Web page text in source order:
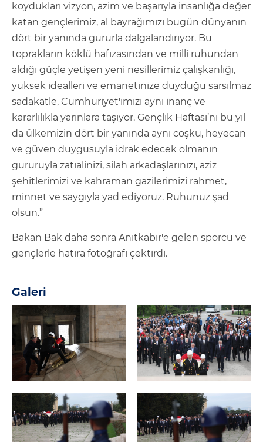
koydukları vizyon, azim ve başarıyla insanlığa değer
katan gençlerimiz, al bayrağımızı bugün dünyanın
dört bir yanında gururla dalgalandırıyor. Bu
toprakların köklü hafızasından ve milli ruhundan
aldığı güçle yetişen yeni nesillerimiz çalışkanlığı,
yüksek idealleri ve emanetinize duyduğu sarsılmaz
sadakatle, Cumhuriyet'imizi aynı inanç ve
kararlılıkla yarınlara taşıyor. Gençlik Haftası’nı bu yıl
da ülkemizin dört bir yanında aynı coşku, heyecan
ve güven duygusuyla idrak edecek olmanın
gururuyla zatıalinizi, silah arkadaşlarınızı, aziz
şehitlerimizi ve kahraman gazilerimizi rahmet,
minnet ve saygıyla yad ediyoruz. Ruhunuz şad
olsun.”
Bakan Bak daha sonra Anıtkabir'e gelen sporcu ve
gençlerle hatıra fotoğrafı çektirdi.
Galeri